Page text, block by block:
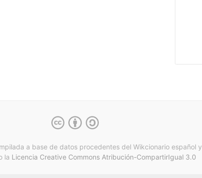
a base de datos procedentes del Wikcionario español y
la Licencia Creative Commons Atribución-CompartirIgual 3.0